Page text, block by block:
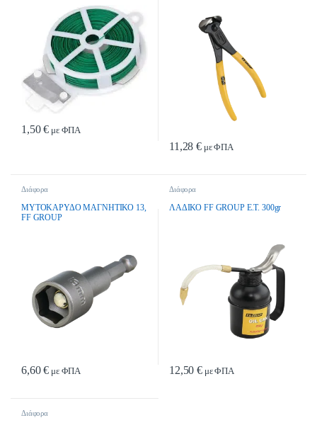
1,50€ με ΦΠΑ
11,28€ με ΦΠΑ
Διάφορα
ΜΥΤΟΚΑΡΥΔΟ ΜΑΓΝΗΤΙΚΟ 13,
FF GROUP
6,60€ με ΦΠΑ
Διάφορα
ΛΑΔΙΚΟ FF GROUP Ε.Τ. 300gr
12,50€ με ΦΠΑ
Διάφορα